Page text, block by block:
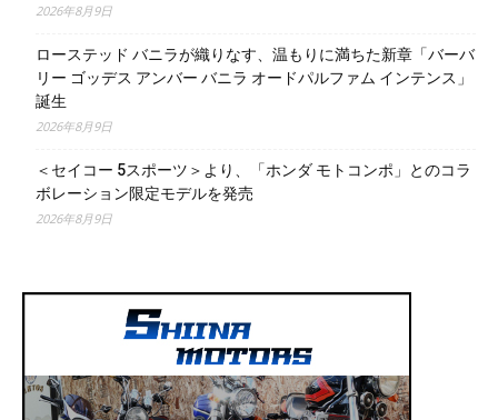
2026年8月9日
ローステッド バニラが織りなす、温もりに満ちた新章「バーバ
リー ゴッデス アンバー バニラ オードパルファム インテンス」
誕生
2026年8月9日
＜セイコー 5スポーツ＞より、「ホンダ モトコンポ」とのコラ
ボレーション限定モデルを発売
2026年8月9日